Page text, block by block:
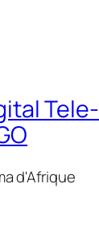
Tele-
d'Afrique